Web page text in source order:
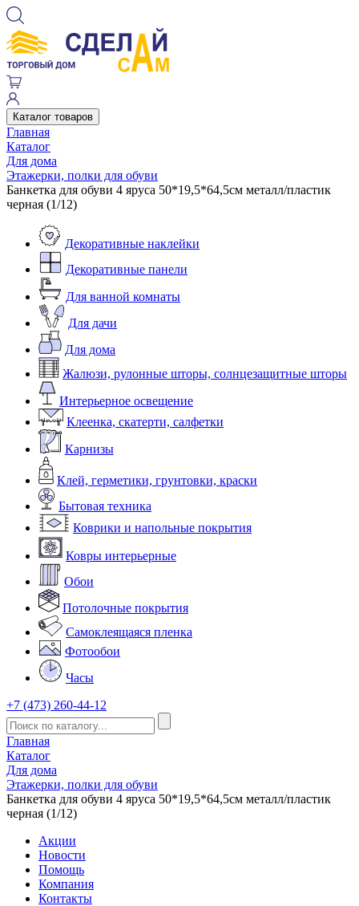
Каталог товаров
Главная
Каталог
Для дома
Этажерки, полки для обуви
Банкетка для обуви 4 яруса 50*19,5*64,5см металл/пластик
черная (1/12)
Декоративные наклейки
Декоративные панели
Для ванной комнаты
Для дачи
Для дома
Жалюзи, рулонные шторы, солнцезащитные шторы
Интерьерное освещение
Клеенка, скатерти, салфетки
Карнизы
Клей, герметики, грунтовки, краски
Бытовая техника
Коврики и напольные покрытия
Ковры интерьерные
Обои
Потолочные покрытия
Самоклеящаяся пленка
Фотообои
Часы
+7 (473) 260-44-12
Главная
Каталог
Для дома
Этажерки, полки для обуви
Банкетка для обуви 4 яруса 50*19,5*64,5см металл/пластик
черная (1/12)
Акции
Новости
Помощь
Компания
Контакты